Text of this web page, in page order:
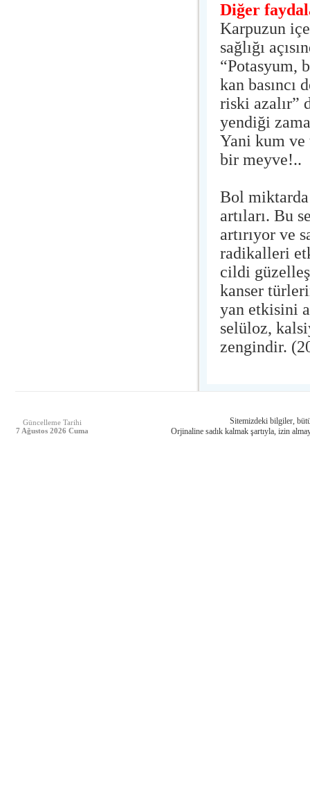
Diğer
Karpuzun
sağlığı
“Potasyum,
kan
riski azalır”
yendiği
Yani kum ve
bir meyve!..
Bol
artıları. Bu
artırıyor ve
radikalleri
cildi
kanser
yan etkisini
selüloz,
zengindir.
Güncelleme Tarihi
7 Ağustos 2026 Cuma
Sitemizdeki bilgiler,
Orjinaline sadık kalmak şartıyla, izin